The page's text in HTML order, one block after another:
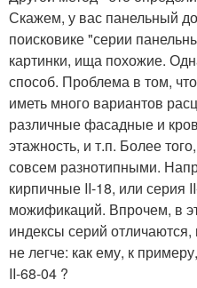
Скажем, у вас панельный
поисковике "серии
картинки, ища похожие.
способ. Проблема в том,
иметь много вариантов
различные фасадные и
этажность, и т.п. Более
совсем разнотипными.
кирпичные II-18, или серия
можификаций. Впрочем, в
индексы серий отличаются,
не легче: как ему, к
II-68-04 ?